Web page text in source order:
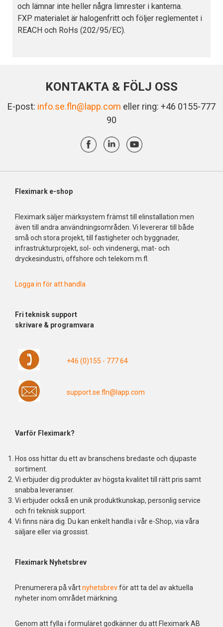
och lämnar inte heller några limrester i kanterna.
FXP materialet är halogenfritt och följer reglementet i
REACH och RoHs (202/95/EC).
KONTAKTA & FÖLJ OSS
E-post: info.se.fln@lapp.com eller ring: +46 0155-777
90
Fleximark e-shop
Fleximark säljer märksystem främst till elinstallation men
även till andra användningsområden. Vi levererar till både
små och stora projekt, till fastigheter och byggnader,
infrastrukturprojekt, sol- och vindenergi, mat- och
dryckesindustri, offshore och telekom m.fl.
Logga in för att handla
Fri teknisk support
skrivare & programvara
+46 (0)155 - 777 64
support.se.fln@lapp.com
Varför Fleximark?
Hos oss hittar du ett av branschens bredaste och djupaste
sortiment.
Vi erbjuder dig produkter av högsta kvalitet till rätt pris samt
snabba leveranser.
Vi erbjuder också en unik produktkunskap, personlig service
och fri teknisk support.
Vi finns nära dig. Du kan enkelt handla i vår e-Shop, via våra
säljare eller via grossist.
Fleximark Nyhetsbrev
Prenumerera på vårtnyhetsbrevför att ta del av aktuella
nyheter inom området märkning.
Genom att fylla i formuläret godkänner du att Fleximark AB